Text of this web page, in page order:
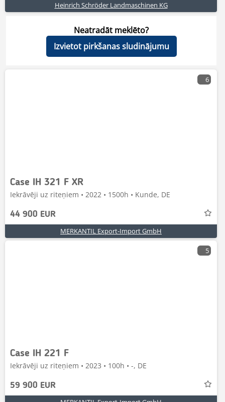
Heinrich Schröder Landmaschinen KG
Neatradāt meklēto?
Izvietot pirkšanas sludinājumu
6
Case IH 321 F XR
Iekrāvēji uz riteņiem • 2022 • 1500h • Kunde, DE
44 900 EUR
MERKANTIL Export-Import GmbH
5
Case IH 221 F
Iekrāvēji uz riteņiem • 2023 • 100h • -, DE
59 900 EUR